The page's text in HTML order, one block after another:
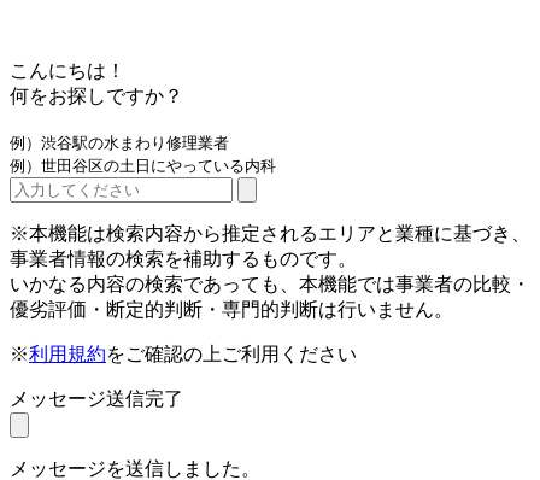
こんにちは！
何をお探しですか？
例）渋谷駅の水まわり修理業者
例）世田谷区の土日にやっている内科
※本機能は検索内容から推定されるエリアと業種に基づき、
事業者情報の検索を補助するものです。
いかなる内容の検索であっても、本機能では事業者の比較・
優劣評価・断定的判断・専門的判断は行いません。
※利用規約をご確認の上ご利用ください
メッセージ送信完了
メッセージを送信しました。